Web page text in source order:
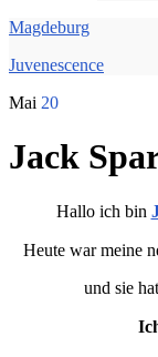
Magdeburg
Juvenescence
Mai 20
Jack
Hallo ich bin
Heute war meine
und sie